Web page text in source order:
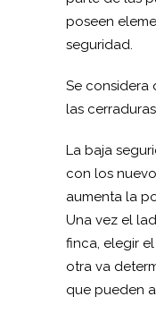
poseen
seguridad.
Se considera
las
La baja
con los
aumenta la
Una vez el
finca, elegir
otra va
que pueden